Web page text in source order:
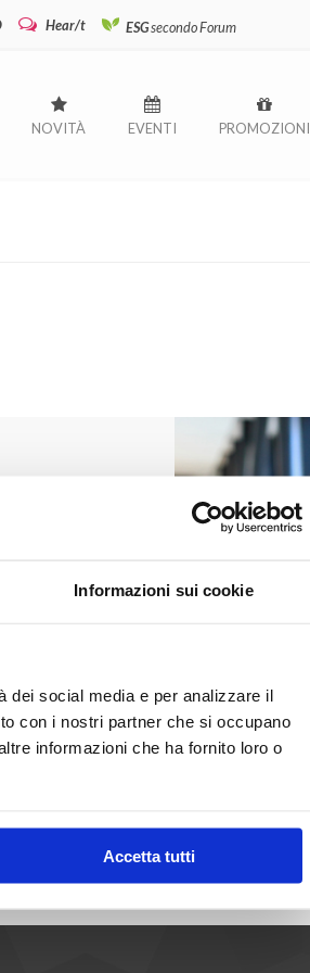
Informazioni sui cookie
dei social media e per analizzare il
con i nostri partner che si occupano
informazioni che ha fornito loro o
Accetta tutti
Hear/t ESGsecondo Forum
NOVITÀ EVENTI PROMOZIONI
EVENTI